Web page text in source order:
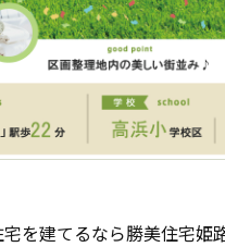
を建てるなら勝美住宅姫